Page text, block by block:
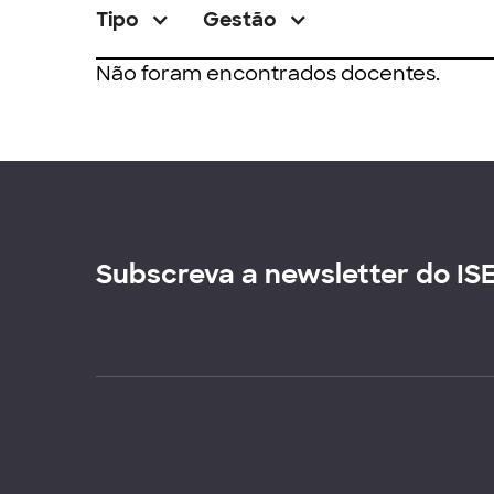
Tipo Gestão
Não foram encontrados docentes.
Subscreva a newsletter do